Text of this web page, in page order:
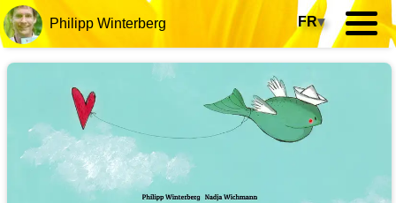
Philipp Winterberg FR▾